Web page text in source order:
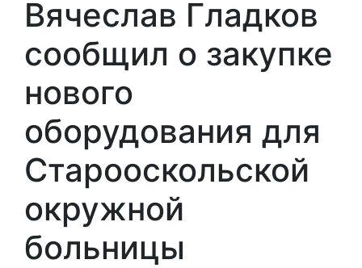
Вячеслав Гладков
сообщил о закупке
нового
оборудования для
Старооскольской
окружной
больницы